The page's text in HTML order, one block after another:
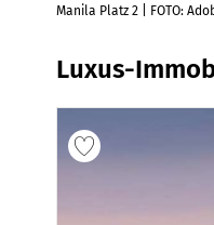
Manila Platz 2 | FOTO:
Luxus-